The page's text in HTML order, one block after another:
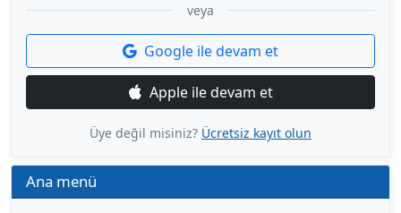
veya
Google ile devam et
Apple ile devam et
Üye değil misiniz? Ücretsiz kayıt olun
Ana menü